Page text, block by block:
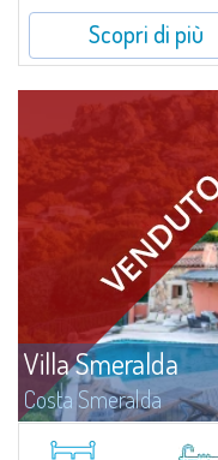
Scopri di più
Villa Smeralda
Costa Smeralda
Villa Smeralda, a firma del
affaccia in posizione